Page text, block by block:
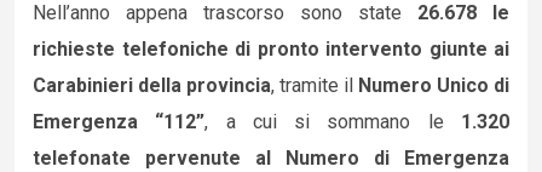
Nell’anno appena trascorso sono state 26.678 le
richieste telefoniche di pronto intervento giunte ai
Carabinieri della provincia, tramite il Numero Unico di
Emergenza “112”, a cui si sommano le 1.320
telefonate pervenute al Numero di Emergenza